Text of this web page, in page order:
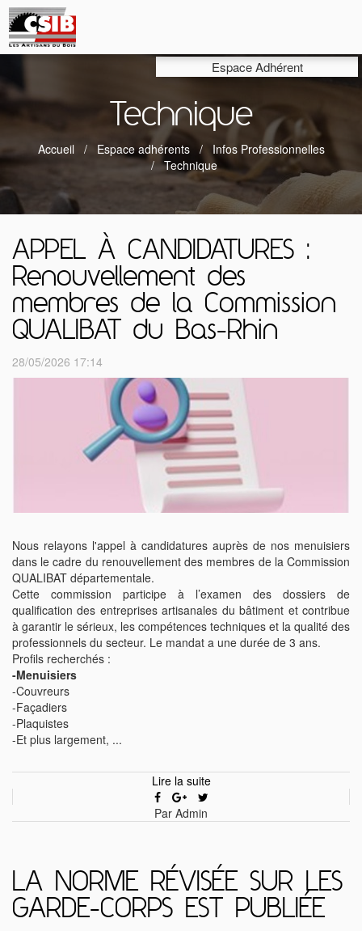
Espace Adhérent
Technique
Accueil Espace adhérents
Infos Professionnelles
Technique
APPEL À CANDIDATURES :
Renouvellement des
membres de la Commission
QUALIBAT du Bas-Rhin
28/05/2026 17:14
Nous relayons l'appel à candidatures auprès de nos menuisiers
dans le cadre du renouvellement des membres de la Commission
QUALIBAT départementale.
Cette commission participe à l’examen des dossiers de
qualification des entreprises artisanales du bâtiment et contribue
à garantir le sérieux, les compétences techniques et la qualité des
professionnels du secteur. Le mandat a une durée de 3 ans.
Profils recherchés :
-Menuisiers
-Couvreurs
-Façadiers
-Plaquistes
-Et plus largement, ...
Lire la suite
Par Admin
LA NORME RÉVISÉE SUR LES
GARDE-CORPS EST PUBLIÉE